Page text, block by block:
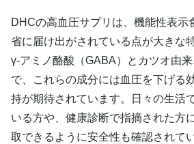
DHCの高血圧サプリは、機能性表示
省に届け出がされている点が大きな
γ-アミノ酪酸（GABA）とカツオ由
で、これらの成分には血圧を下げる
持が期待されています。日々の生活
いる方や、健康診断で指摘された方
取できるように安全性も確認されて